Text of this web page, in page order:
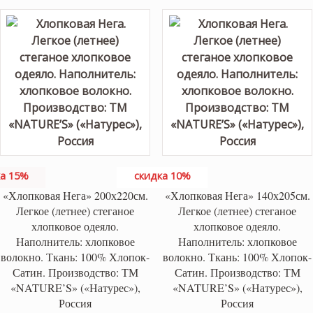
15%
«Хлопковая Нега» 200х220см.
Легкое (летнее) стеганое
хлопковое одеяло.
Наполнитель: хлопковое
волокно. Ткань: 100% Хлопок-
Сатин. Производство: ТМ
«NATURE’S» («Натурес»),
Россия
скидка 10%
«Хлопковая Нега» 140х205см.
Легкое (летнее) стеганое
хлопковое одеяло.
Наполнитель: хлопковое
волокно. Ткань: 100% Хлопок-
Сатин. Производство: ТМ
«NATURE’S» («Натурес»),
Россия